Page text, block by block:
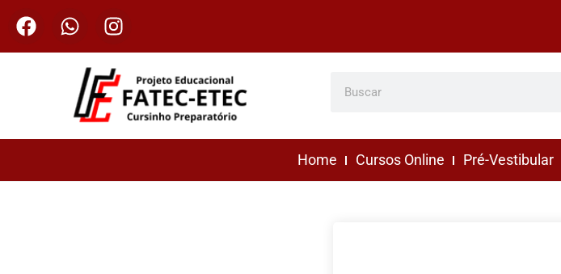
Home Cursos Online Pré-Vestibular